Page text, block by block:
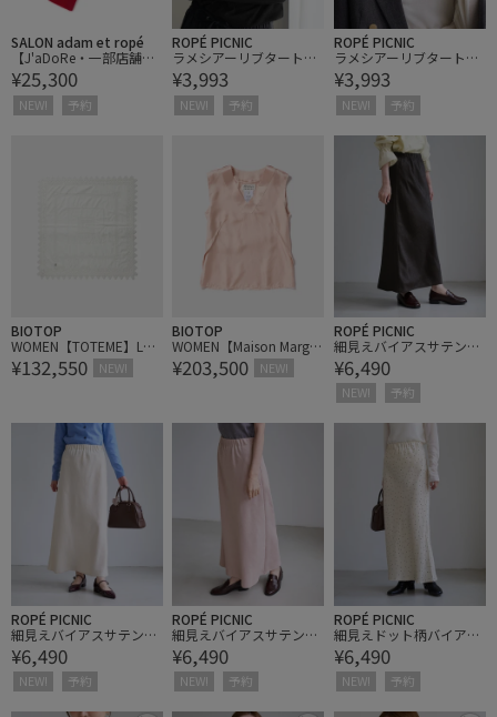
SALON adam et ropé
【J'aDoRe・一部店舗限
定】【y YO（イーヨ）】
grace long gloves / グロ
ーブ
¥25,300
NEW! 予約
ROPÉ PICNIC
ラメシアーリブタートル
トップス
¥3,993
NEW! 予約
ROPÉ PICNIC
ラメシアーリブタートル
トップス
¥3,993
NEW! 予約
BIOTOP
WOMEN【TOTEME】Lac
e scarf
¥132,550 NEW!
BIOTOP
WOMEN【Maison Margiel
a】LINING SLEEVELESS
¥203,500 NEW!
ROPÉ PICNIC
細見えバイアスサテンス
カート/ウエストゴム
¥6,490
NEW! 予約
ROPÉ PICNIC
細見えバイアスサテンス
カート/ウエストゴム
¥6,490
NEW! 予約
ROPÉ PICNIC
細見えバイアスサテンス
カート/ウエストゴム
¥6,490
NEW! 予約
ROPÉ PICNIC
細見えドット柄バイアス
サテンスカート/ウエス
トゴム
¥6,490
NEW! 予約